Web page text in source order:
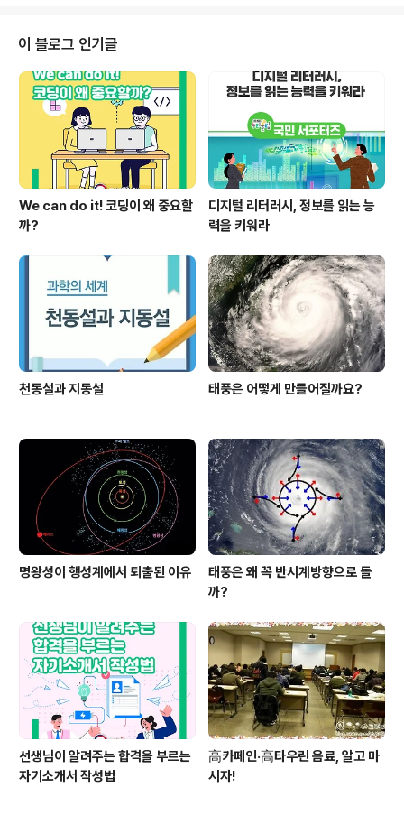
야영수련활동에 관한 이야기를 해보려 합니다. 출발부터
학생들은 들떠 상기되었고 저도 오랜만에 하는 야외활동이
라 기대가 많이 되었습니다. 자, 그럼 모두 이야기 속으로
GO, GO! 몸과 마음을 키웁니다! 중학교의 야영수련활동~
야영수련 [첫날] 야영지에 도착하여 입영식을 하고 각 반
모둠별로 텐트를 치는 설영시간을 가졌습니다...
이 블로그 인기글
We can do it! 코딩이 왜 중요할
까?
디지털 리터러시, 정보를 읽는 능
력을 키워라
천동설과 지동설 태풍은 어떻게 만들어질까요?
명왕성이 행성계에서 퇴출된 이유
태풍은 왜 꼭 반시계방향으로 돌
까?
선생님이 알려주는 합격을 부르는
자기소개서 작성법
高카페인·高타우린 음료, 알고 마
시자!